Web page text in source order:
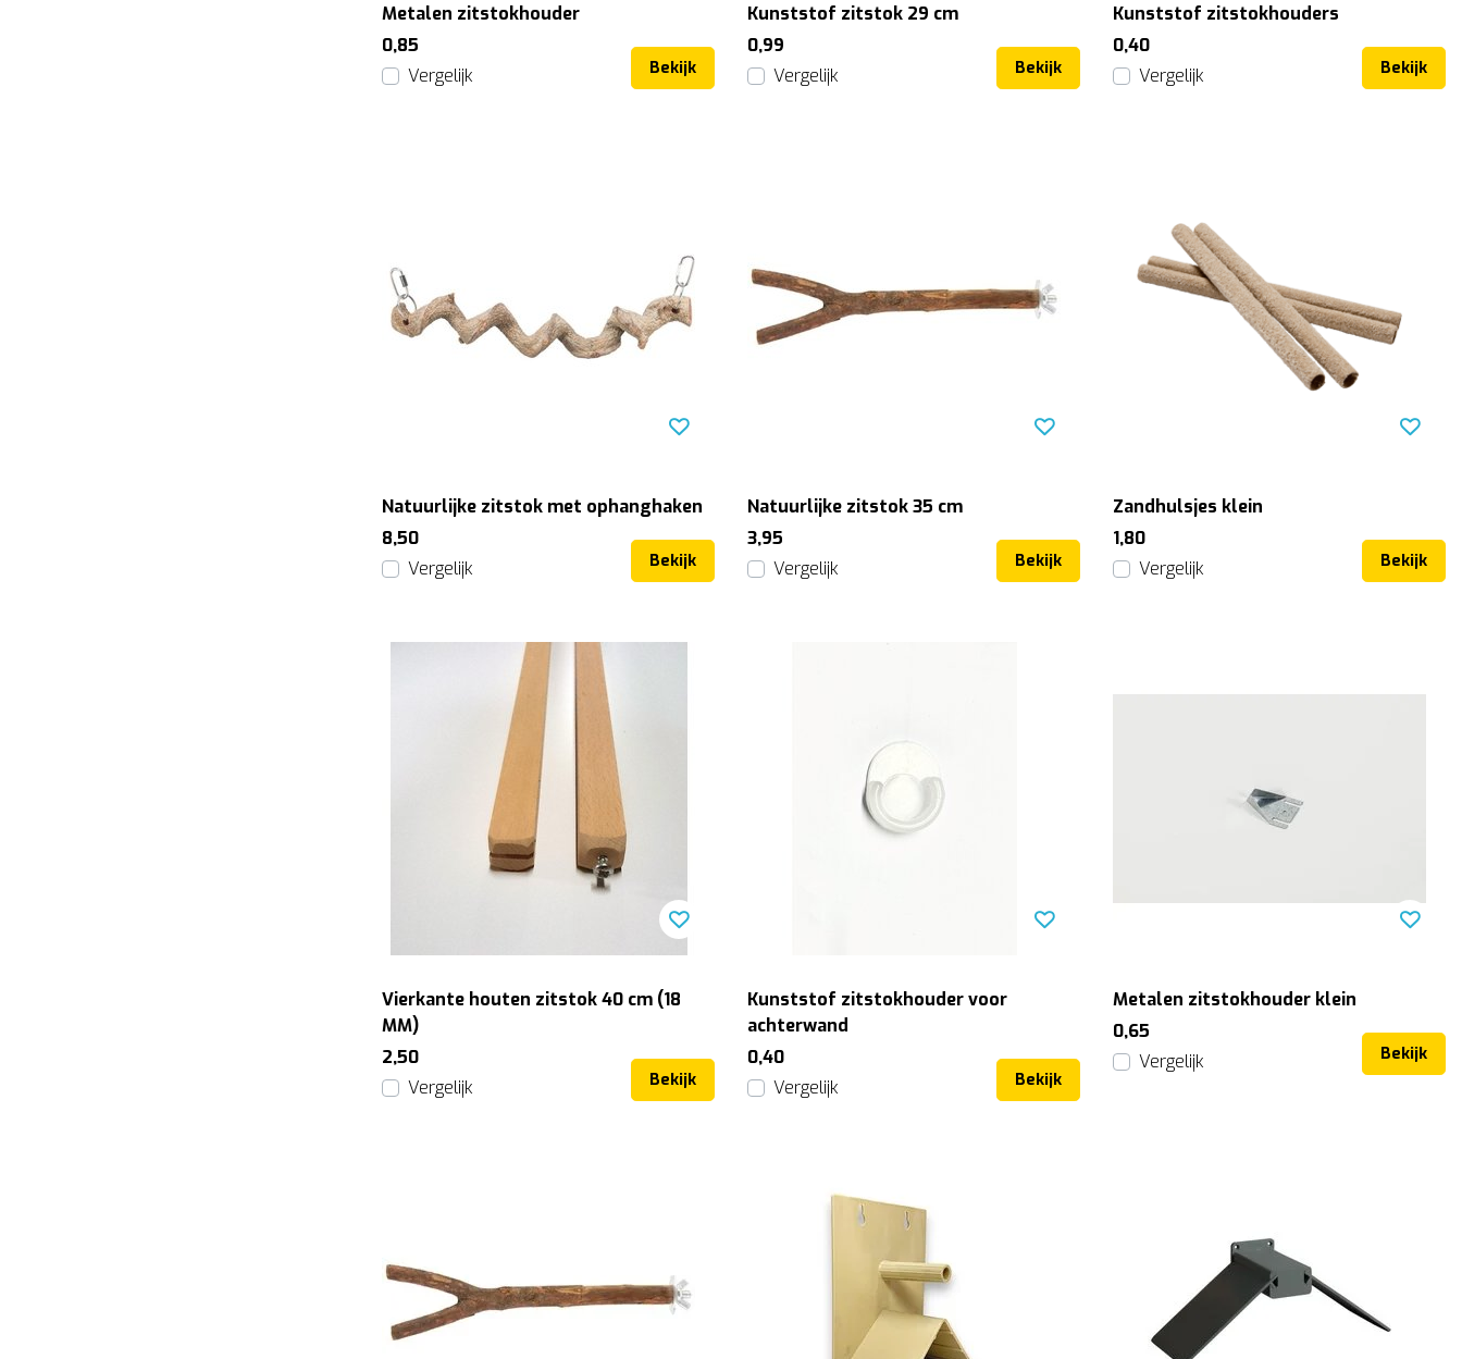
Metalen zitstokhouder
0,85
Vergelijk
Bekijk
Kunststof zitstok 29 cm
0,99
Vergelijk
Bekijk
Kunststof zitstokhouders
0,40
Vergelijk
Bekijk
Natuurlijke zitstok met ophanghaken
8,50
Vergelijk
Bekijk
Natuurlijke zitstok 35 cm
3,95
Vergelijk
Bekijk
Zandhulsjes klein
1,80
Vergelijk
Bekijk
Vierkante houten zitstok 40 cm (18
MM)
2,50
Vergelijk
Bekijk
Kunststof zitstokhouder voor
achterwand
0,40
Vergelijk
Bekijk
Metalen zitstokhouder klein
0,65
Vergelijk
Bekijk